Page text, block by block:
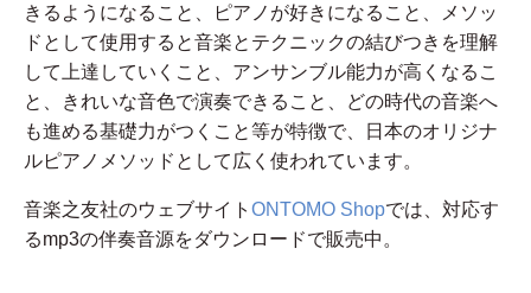
きるようになること、ピアノが好きになること、メソッ
ドとして使用すると音楽とテクニックの結びつきを理解
して上達していくこと、アンサンブル能力が高くなるこ
と、きれいな音色で演奏できること、どの時代の音楽へ
も進める基礎力がつくこと等が特徴で、日本のオリジナ
ルピアノメソッドとして広く使われています。
音楽之友社のウェブサイト ONTOMO Shopでは、対応す
るmp3の伴奏音源をダウンロードで販売中。